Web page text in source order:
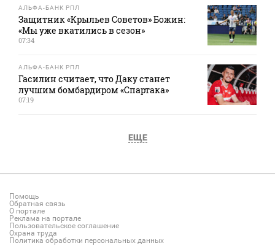
АЛЬФА-БАНК РПЛ
Защитник «Крыльев Советов» Божин:
«Мы уже вкатились в сезон»
07:34
АЛЬФА-БАНК РПЛ
Гасилин считает, что Даку станет
лучшим бомбардиром «Спартака»
07:19
ЕЩЕ
Помощь
Обратная связь
О портале
Реклама на портале
Пользовательское соглашение
Охрана труда
Политика обработки персональных данных